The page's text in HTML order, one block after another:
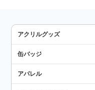
アクリルグッズ
缶バッジ
アパレル